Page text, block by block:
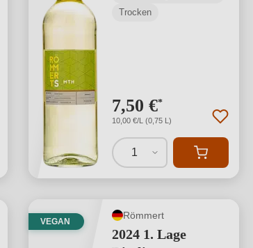
Trocken
7,50 €*
10,00 €/L (0,75 L)
1
VEGAN
Römmert
2024 1. Lage